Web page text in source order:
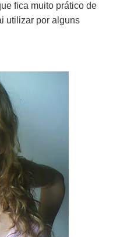
fica muito prático de
utilizar por alguns